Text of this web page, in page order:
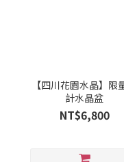
【四川花園水晶】限
計水晶盆
NT$6,800